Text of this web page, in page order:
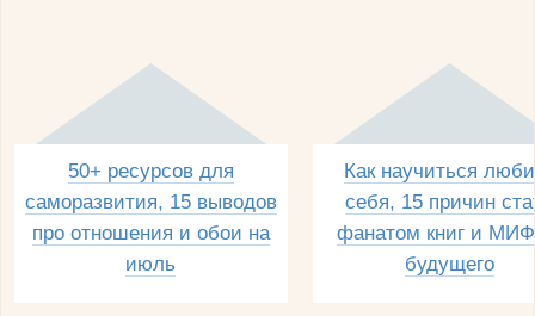
50+ ресурсов для
саморазвития, 15 выводов
про отношения и обои на
июль
Как научиться
себя, 15 причин
фанатом книг и
будущего